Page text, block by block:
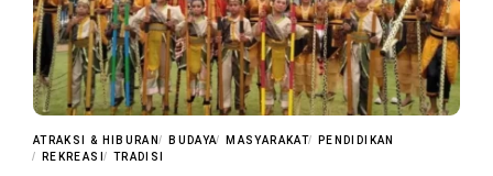
ATRAKSI & HIBURAN BUDAYA MASYARAKAT
PENDIDIKAN
REKREASI
TRADISI